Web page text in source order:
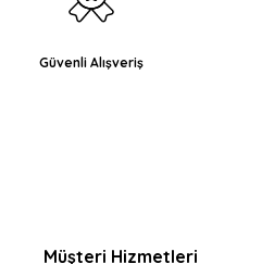
Güvenli Alışveriş
Müşteri Hizmetleri